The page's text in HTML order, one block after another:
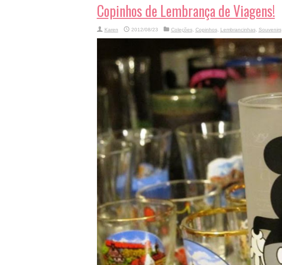
Copinhos de Lembrança de Viagens!
Karen 2012/08/23 Coleções, Copinhos, Lembrancinhas, Souvenirs